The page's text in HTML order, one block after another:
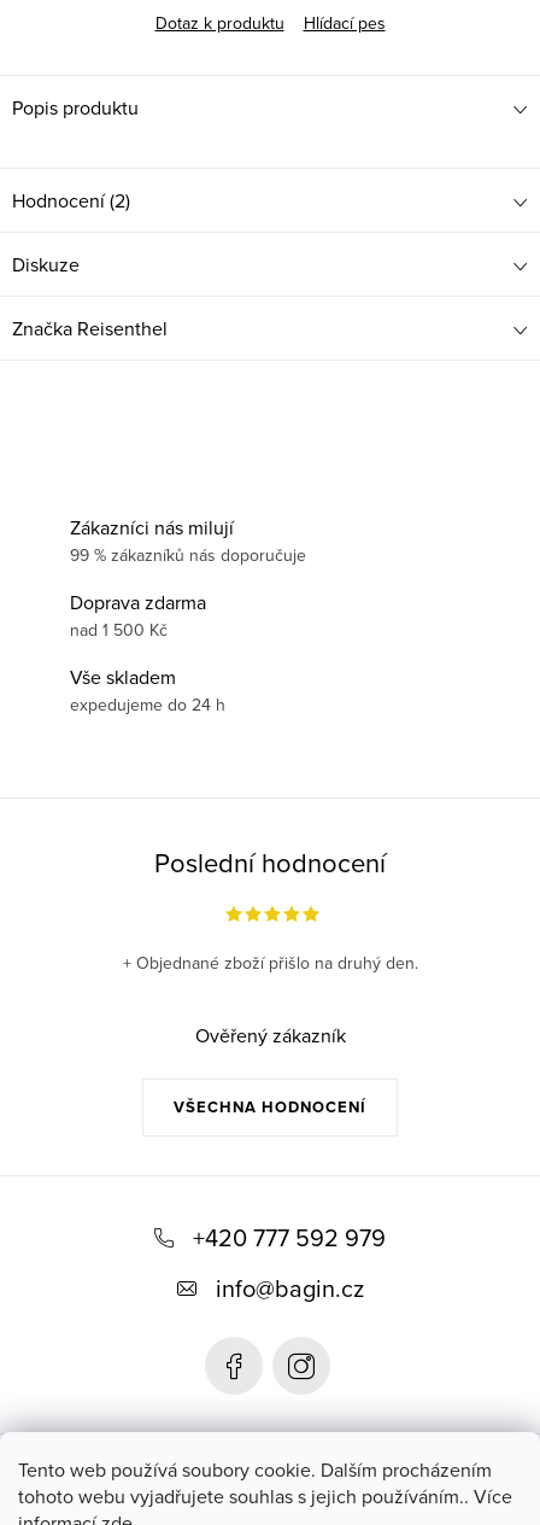
Tento web používá soubory cookie. Dalším procházením
tohoto webu vyjadřujete souhlas s jejich používáním.. Více
Dotaz k produktu
Hlídací pes
Popis produktu
Hodnocení (2)
Diskuze
Značka Reisenthel
Zákazníci nás milují
99 % zákazníků nás doporučuje
Doprava zdarma
nad 1 500 Kč
Vše skladem
expedujeme do 24 h
Poslední hodnocení
VŠECHNA HODNOCENÍ
+ Objednané zboží přišlo na druhý den.
Ověřený zákazník
+420 777 592 979
info@bagin.cz
Bagin.cz